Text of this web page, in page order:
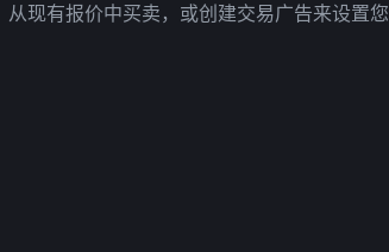
现有报价中买卖，或创建交易广告来设置您